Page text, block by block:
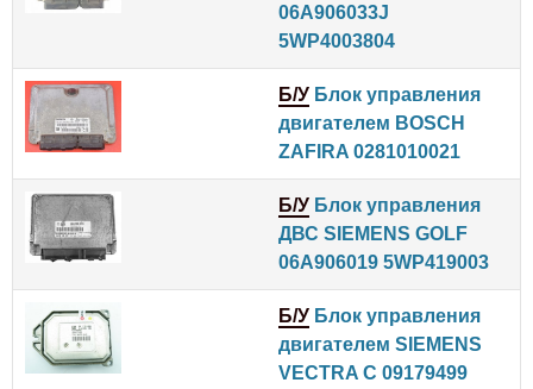
06A906033J
5WP4003804
Б/У Блок управления
двигателем BOSCH
ZAFIRA 0281010021
Б/У Блок управления
ДВС SIEMENS GOLF
06A906019 5WP419003
Б/У Блок управления
двигателем SIEMENS
VECTRA C 09179499